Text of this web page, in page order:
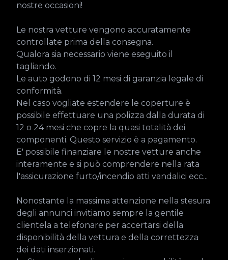
nostre occasioni!
Le nostra vetture vengono accuratamente
controllate prima della consegna.
Qualora sia necessario viene eseguito il
tagliando.
Le auto godono di 12 mesi di garanzia legale di
conformità.
Nel caso vogliate estendere le coperture è
possibile effettuare una polizza dalla durata di
12 o 24 mesi che copre la quasi totalità dei
componenti. Questo servizio è a pagamento.
E' possibile finanziare le nostre vetture anche
interamente e si può comprendere nella rata
l'assicurazione furto/incendio atti vandalici ecc...
Nonostante la massima attenzione nella stesura
degli annunci invitiamo sempre la gentile
clientela a telefonare per accertarsi della
disponibilità della vettura e della correttezza
dei dati inserzionati.